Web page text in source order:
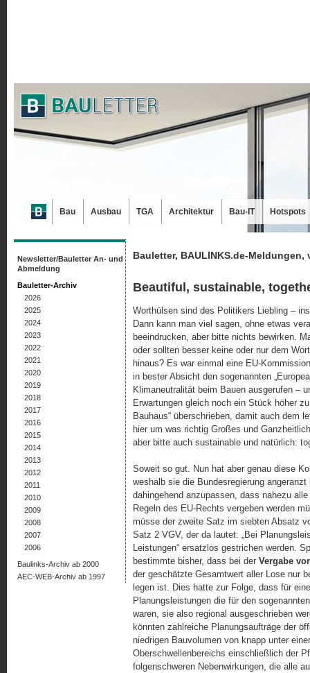
Bauletter, BAULINKS.de-Meldungen,
Beautiful, sustainable,
Worthülsen sind des Politikers Liebling –
Dann kann man viel sagen, ohne etwas
beeindrucken, aber bitte nichts bewirken.
oder sollten besser keine oder nur dem
hinaus? Es war einmal eine EU-
in bester Absicht den sogenannten
Klimaneutralität beim Bauen ausgerufen –
Erwartungen gleich noch ein Stück höher
Bauhaus“ überschrieben, damit auch dem
hier um was richtig Großes und
aber bitte auch sustainable und natürlich:
Soweit so gut. Nun hat aber genau diese
weshalb sie die Bundesregierung
dahingehend anzupassen, dass nahezu
Regeln des EU-Rechts vergeben werden
müsse der zweite Satz im siebten Absatz
Satz 2 VGV, der da lautet: „Bei
Leistungen“ ersatzlos gestrichen werden.
bestimmte bisher, dass bei der Vergabe
der geschätzte Gesamtwert aller Lose nur
legen ist. Dies hatte zur Folge, dass für
Planungsleistungen die für den
waren, sie also regional ausgeschrieben
könnten zahlreiche Planungsaufträge der
niedrigen Bauvolumen von knapp unter
Oberschwellenbereichs einschließlich der
folgenschweren Nebenwirkungen, die alle
Newsletter/Bauletter An- und
Abmeldung
Bauletter-Archiv
2026
2025
2024
2023
2022
2021
2020
2019
2018
2017
2016
2015
2014
2013
2012
2011
2010
2009
2008
2007
2006
Baulinks-Archiv ab 2000
AEC-WEB-Archiv ab 1997
Bau Ausbau TGA Architektur Bau-IT Hotspots